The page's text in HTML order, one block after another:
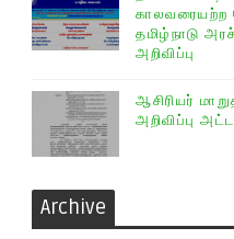
காலவரையற்ற
தமிழ்நாடு
அறிவிப்பு
ஆசிரியர்
அறிவிப்பு
Archive